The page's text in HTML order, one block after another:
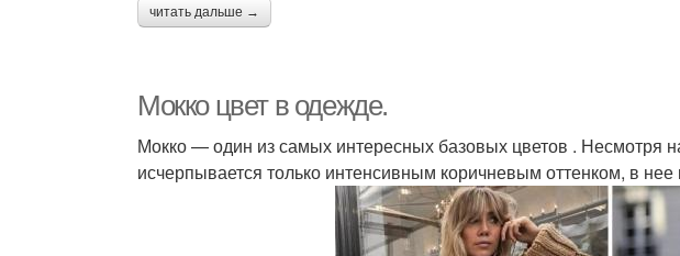
читать дальше →
Мокко цвет в одежде.
Мокко — один из самых интересных базовых цветов . Несмотря
исчерпывается только интенсивным коричневым оттенком, в